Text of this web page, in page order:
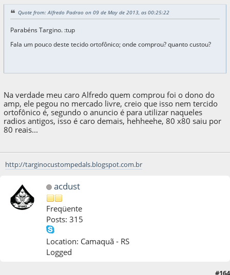
Quote from: Alfredo Padrao on 09 de May de 2013, as 00:25:22
Parabéns Targino. :tup
Fala um pouco deste tecido ortofônico; onde comprou? quanto custou?
Na verdade meu caro Alfredo quem comprou foi o dono do
amp, ele pegou no mercado livre, creio que isso nem tercido
ortofônico é, segundo o anuncio é para utilizar naqueles
radios antigos, isso é caro demais, hehheehe, 80 x80 saiu por
80 reais...
http://targinocustompedals.blogspot.com.br
acdust
Freqüente
Posts: 315
Location: Camaquã - RS
Logged
#164